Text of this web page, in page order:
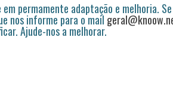
permamente adaptação e melhoria.
nos informe para o mail
Ajude-nos a melhorar.